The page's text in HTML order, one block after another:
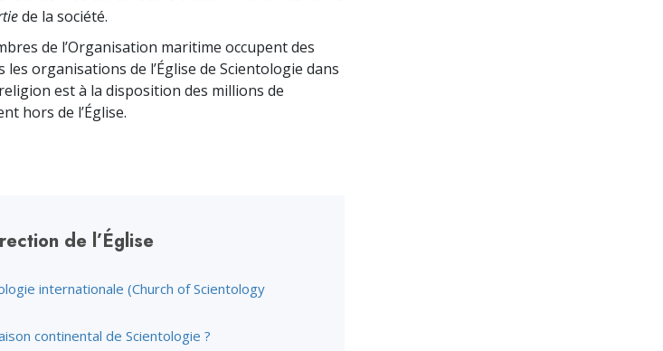
de la société.
de l’Organisation maritime occupent des
organisations de l’Église de Scientologie dans
est à la disposition des millions de
hors de l’Église.
de l’Église
internationale (Church of Scientology
continental de Scientologie ?